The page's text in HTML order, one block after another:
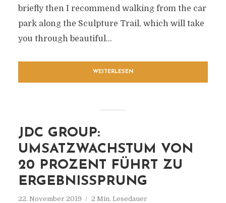
briefly then I recommend walking from the car
park along the Sculpture Trail, which will take
you through beautiful...
WEITERLESEN
JDC GROUP:
UMSATZWACHSTUM VON
20 PROZENT FÜHRT ZU
ERGEBNISSPRUNG
22. November 2019 2 Min. Lesedauer